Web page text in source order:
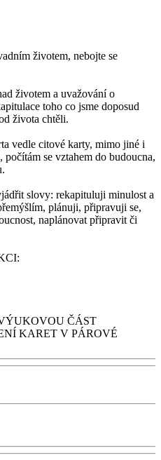
životem, nebojte se
životem a uvažování o
toho co jsme doposud
života chtěli.
vedle citové karty, mimo jiné i
se vztahem do budoucna,
slovy: rekapituluji minulost a
plánuji, připravuji se,
naplánovat připravit či
ČÁST
KARET V PÁROVÉ